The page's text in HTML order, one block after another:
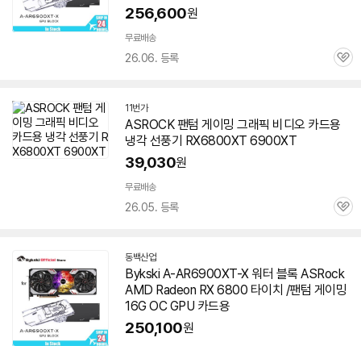
256,600원
무료배송
26.06. 등록
관
11번가
ASROCK팬텀 게이밍 그래픽 비디오 카드용
냉각 선풍기 RX6800XT 6900XT
39,030원
무료배송
26.05. 등록
관
동백산업네
이
버
페
Bykski A-AR6900XT-X 워터 블록 ASRock
AMD Radeon RX 6800 타이치 /팬텀 게이밍
16G OC GPU 카드용
250,100원